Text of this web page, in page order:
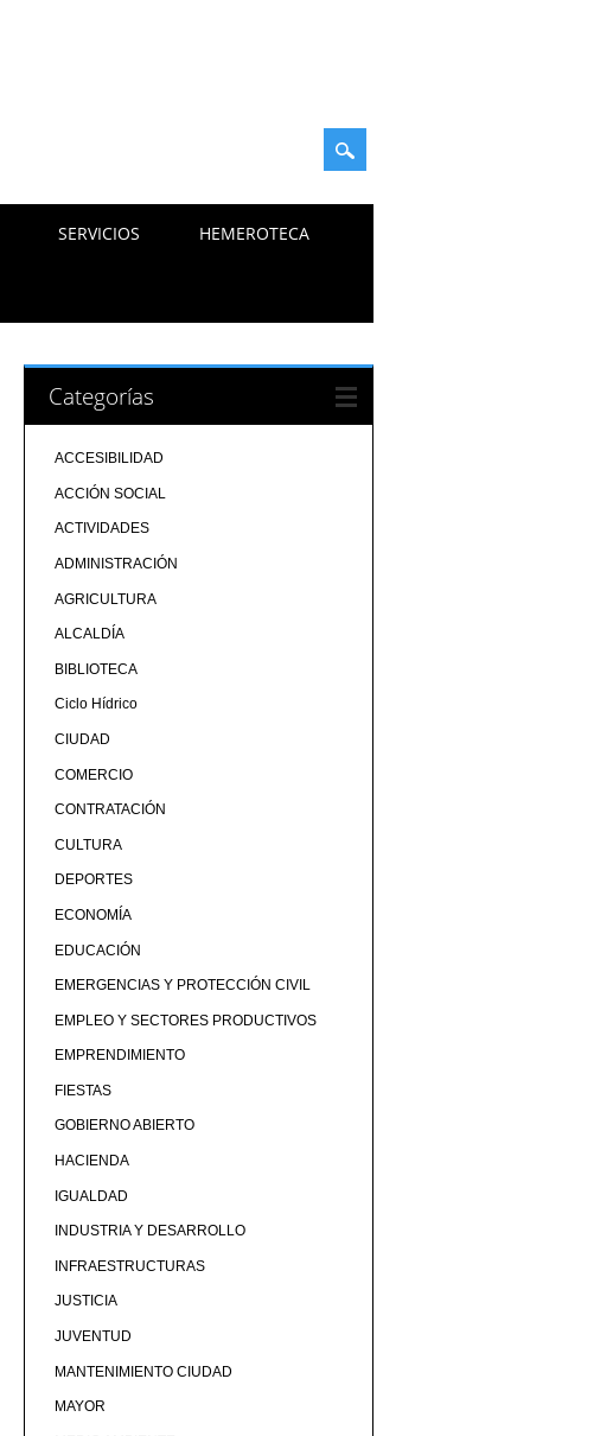
SERVICIOS HEMEROTECA
Categorías
ACCESIBILIDAD
ACCIÓN SOCIAL
ACTIVIDADES
ADMINISTRACIÓN
AGRICULTURA
ALCALDÍA
BIBLIOTECA
Ciclo Hídrico
CIUDAD
COMERCIO
CONTRATACIÓN
CULTURA
DEPORTES
ECONOMÍA
EDUCACIÓN
EMERGENCIAS Y PROTECCIÓN CIVIL
EMPLEO Y SECTORES PRODUCTIVOS
EMPRENDIMIENTO
FIESTAS
GOBIERNO ABIERTO
HACIENDA
IGUALDAD
INDUSTRIA Y DESARROLLO
INFRAESTRUCTURAS
JUSTICIA
JUVENTUD
MANTENIMIENTO CIUDAD
MAYOR